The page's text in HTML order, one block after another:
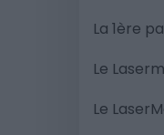
La 1ère
Le
Le